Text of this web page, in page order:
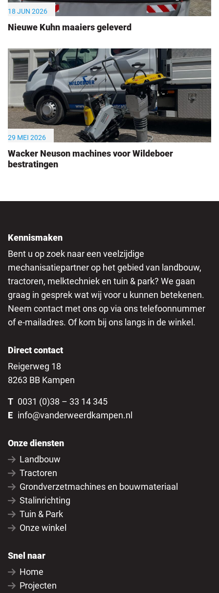
18 JUN 2026
Nieuwe Kuhn maaiers geleverd
29 MEI 2026
Wacker Neuson machines voor Wildeboer
bestratingen
Kennismaken
Bent u op zoek naar een veelzijdige
mechanisatiepartner op het gebied van landbouw,
tractoren, melktechniek en tuin & park? We gaan
graag in gesprek wat wij voor u kunnen betekenen.
Neem contact met ons op via ons telefoonnummer
of e-mailadres. Of kom bij ons langs in de winkel.
Direct contact
Reigerweg 18
8263 BB Kampen
T 0031 (0)38 – 33 14 345
E info@vanderweerdkampen.nl
Onze diensten
Landbouw
Tractoren
Grondverzetmachines en bouwmateriaal
Stalinrichting
Tuin & Park
Onze winkel
Snel naar
Home
Projecten